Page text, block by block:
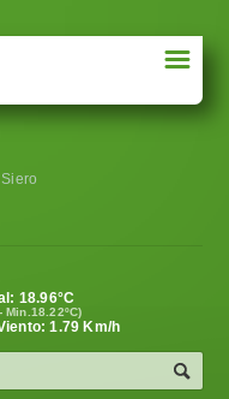
☰
18.96°C
Min.18.22ºC)
1.79 Km/h